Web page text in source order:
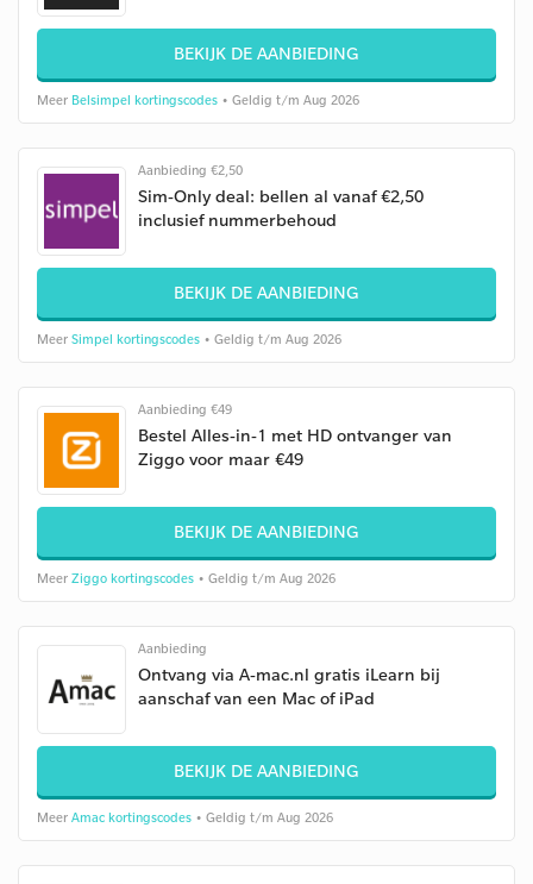
BEKIJK DE AANBIEDING
Meer Belsimpel kortingscodes • Geldig t/m Aug 2026
Aanbieding €2,50
Sim-Only deal: bellen al vanaf €2,50
inclusief nummerbehoud
BEKIJK DE AANBIEDING
Meer Simpel kortingscodes • Geldig t/m Aug 2026
Aanbieding €49
Bestel Alles-in-1 met HD ontvanger van
Ziggo voor maar €49
BEKIJK DE AANBIEDING
Meer Ziggo kortingscodes • Geldig t/m Aug 2026
Aanbieding
Ontvang via A-mac.nl gratis iLearn bij
aanschaf van een Mac of iPad
BEKIJK DE AANBIEDING
Meer Amac kortingscodes • Geldig t/m Aug 2026